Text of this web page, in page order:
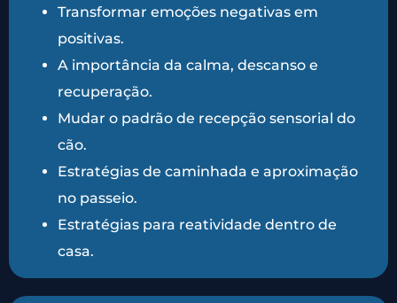
Transformar emoções negativas em
positivas.
A importância da calma, descanso e
recuperação.
Mudar o padrão de recepção sensorial do
cão.
Estratégias de caminhada e aproximação
no passeio.
Estratégias para reatividade dentro de
casa.